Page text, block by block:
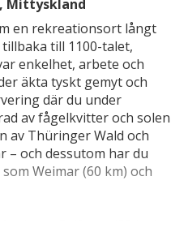
Mittyskland
en rekreationsort långt
till 1100-talet,
enkelhet, arbete och
äkta tyskt gemyt och
där du under
av fågelkvitter och solen
av Thüringer Wald och
– och dessutom har du
Weimar (60 km) och